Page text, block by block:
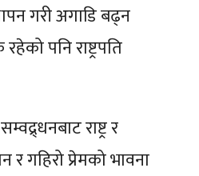
गरी अगाडि बढ्न
पनि राष्ट्रपति
राष्ट्र र
र गहिरो प्रेमको भावना